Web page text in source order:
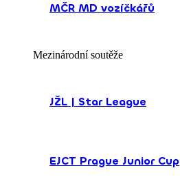
MČR MD vozíčkářů
Mezinárodní soutěže
JŽL | Star League
EJCT Prague Junior Cup